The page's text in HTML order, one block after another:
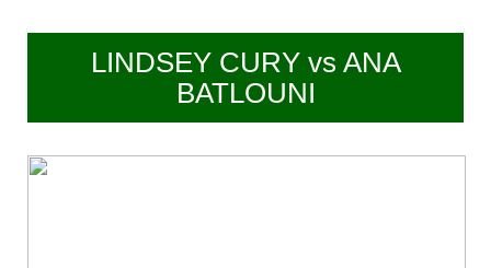
LINDSEY CURY vs ANA
BATLOUNI